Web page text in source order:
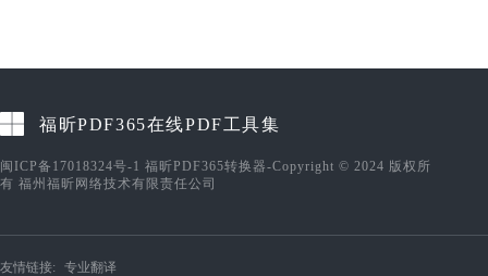
福昕PDF365在线PDF工具集
闽ICP备17018324号-1 福昕PDF365转换器-Copyright © 2024 版权所
有 福州福昕网络技术有限责任公司
友情链接: 专业翻译